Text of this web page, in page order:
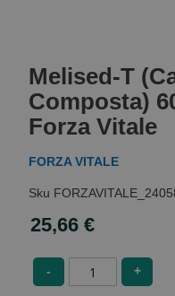
the
beginning
of
the
gallery
Melised-T
Composta)
Forza Vitale
FORZA VITALE
25,66 €
- +